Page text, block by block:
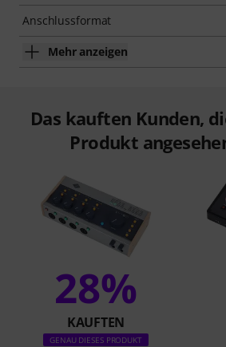
Anschlussformat
Mehr anzeigen
Das kauften Kunden,
Produkt
28%
KAUFTEN
GENAU DIESES PRODUKT